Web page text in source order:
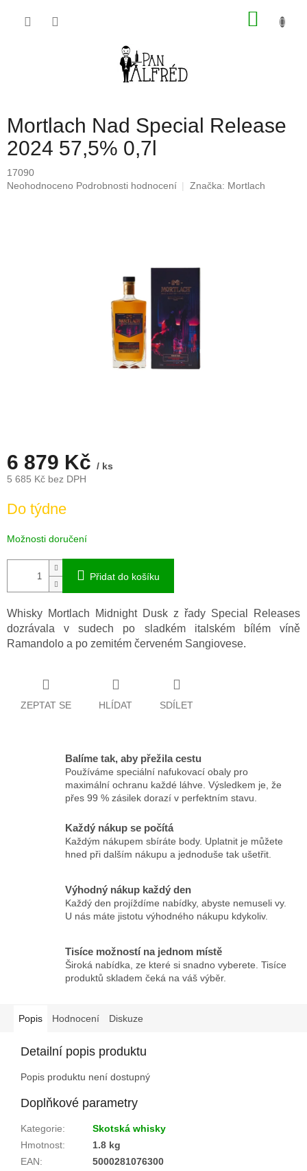
Mortlach Nad Special Release
2024 57,5% 0,7l
17090
Průměrné
Neohodnoceno Podrobnosti hodnocení Značka: Mortlach
6 879 Kč / ks
5 685 Kč bez DPH
cena:
Do týdne
Možnosti doručení
Přidat do košíku
Whisky Mortlach Midnight Dusk z řady Special Releases
dozrávala v sudech po sladkém italském bílém víně
Ramandolo a po zemitém červeném Sangiovese.
ZEPTAT SE HLÍDAT SDÍLET
Balíme tak, aby přežila cestu
Používáme speciální nafukovací obaly pro
maximální ochranu každé láhve. Výsledkem je, že
přes 99 % zásilek dorazí v perfektním stavu.
Každý nákup se počítá
Každým nákupem sbíráte body. Uplatnit je můžete
hned při dalším nákupu a jednoduše tak ušetřit.
Výhodný nákup každý den
Každý den projíždíme nabídky, abyste nemuseli vy.
U nás máte jistotu výhodného nákupu kdykoliv.
Tisíce možností na jednom místě
Široká nabídka, ze které si snadno vyberete. Tisíce
produktů skladem čeká na váš výběr.
Popis Hodnocení Diskuze
Detailní popis produktu
Popis produktu není dostupný
Doplňkové parametry
Kategorie:
Skotská whisky
Hmotnost:
1.8 kg
EAN:
5000281076300